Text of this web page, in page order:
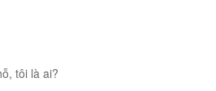
tôi là ai?